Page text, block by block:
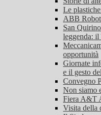
Le
ABB
San
leggenda:
opportunità
Giornate
e il gesto
Convegno
Non siamo
Fiera A&T
Visita della